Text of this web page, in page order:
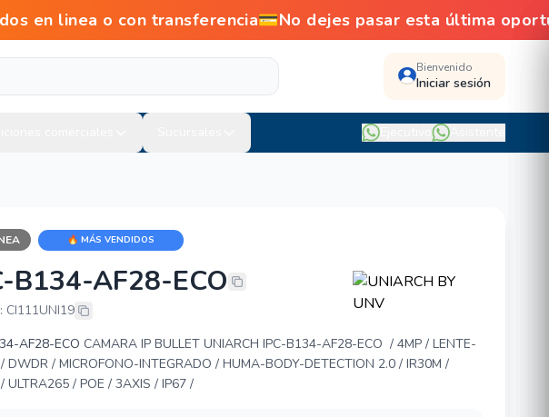
en linea o con transferencia💳No dejes pasar esta última
Bienvenido
Iniciar sesión
🔥 MÁS VENDIDOS
BY UNV IPC-B134-AF28-ECO
B134-AF28-ECO
CI111UNI19
AF28-ECO CAMARA IP BULLET UNIARCH IPC-B134-AF28-ECO / 4MP / LENTE-
DWDR / MICROFONO-INTEGRADO / HUMA-BODY-DETECTION 2.0 / IR30M /
ULTRA265 / POE / 3AXIS / IP67 /